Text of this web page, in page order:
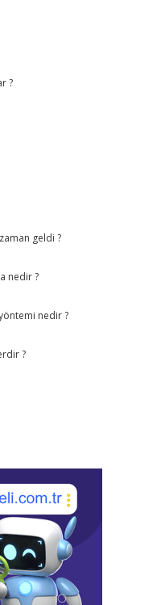
?
geldi ?
nedir ?
nedir ?
?